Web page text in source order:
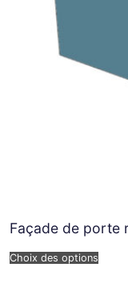
Façade de porte
Choix des options